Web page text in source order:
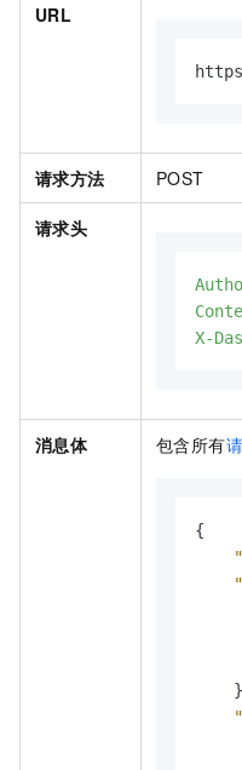
URL
请求方法 POST
请求头
X-
消息体 包含所有
{
}